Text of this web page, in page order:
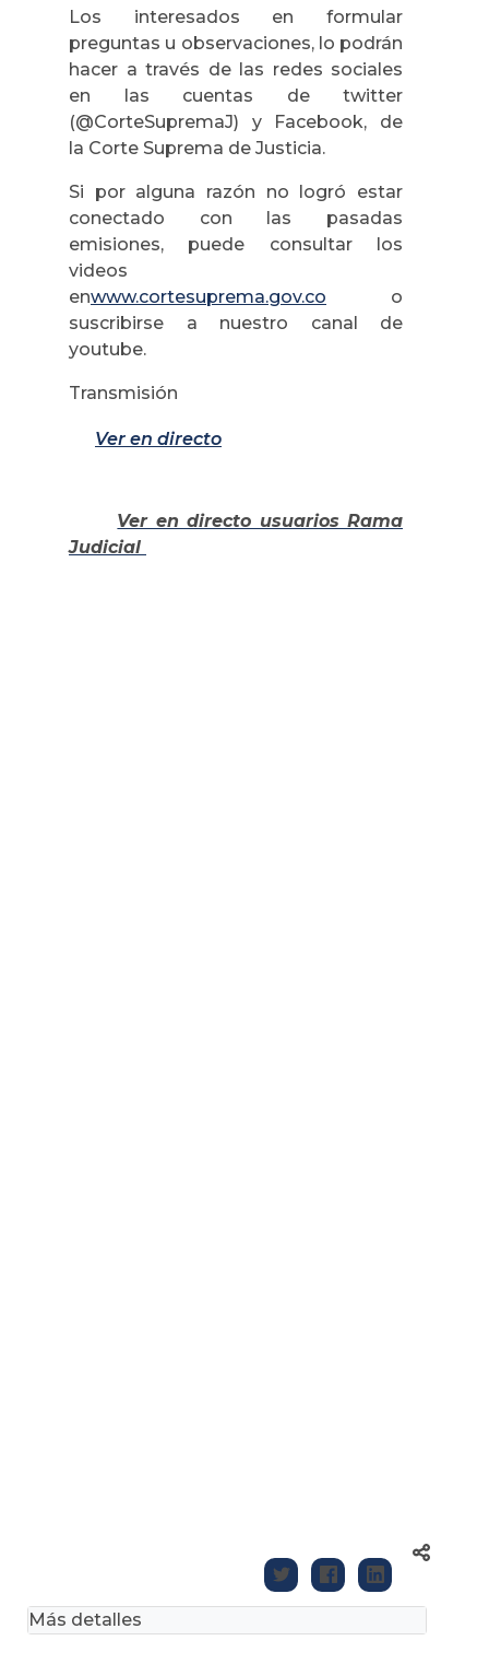
Los interesados en formular
preguntas u observaciones, lo podrán
hacer a través de las redes sociales
en las cuentas de twitter
(@CorteSupremaJ) y Facebook, de
la Corte Suprema de Justicia.
Si por alguna razón no logró estar
conectado con las pasadas
emisiones, puede consultar los
videos
enwww.cortesuprema.gov.co o
suscribirse a nuestro canal de
youtube.
Transmisión
Ver en directo
Ver en directo usuarios Rama
Judicial
Más detalles